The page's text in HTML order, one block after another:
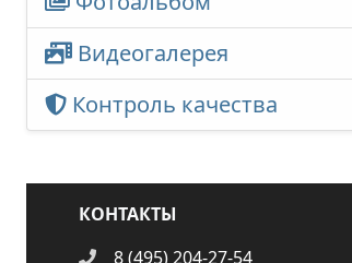
Видеогалерея
Контроль качества
КОНТАКТЫ
8 (495) 204-27-54